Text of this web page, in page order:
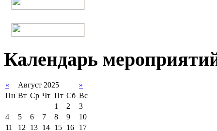
Календарь
« Август 2025
»
Пн Вт Ср Чт Пт Сб Вс
1
2
3
4
5 6 7 8 9
10
11
12 13 14 15 16 17